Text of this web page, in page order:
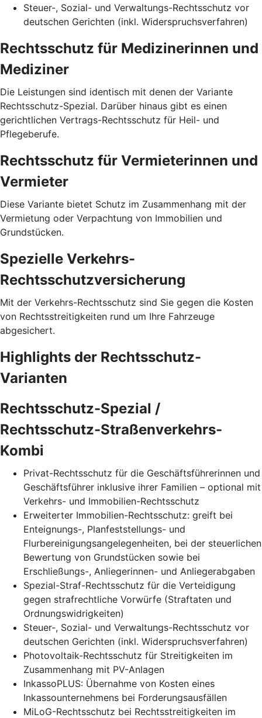
Steuer-, Sozial- und Verwaltungs-Rechtsschutz vor
deutschen Gerichten (inkl. Widerspruchsverfahren)
Rechtsschutz für Medizinerinnen und
Mediziner
Die Leistungen sind identisch mit denen der Variante
Rechtsschutz-Spezial. Darüber hinaus gibt es einen
gerichtlichen Vertrags-Rechtsschutz für Heil- und
Pflegeberufe.
Rechtsschutz für Vermieterinnen und
Vermieter
Diese Variante bietet Schutz im Zusammenhang mit der
Vermietung oder Verpachtung von Immobilien und
Grundstücken.
Spezielle Verkehrs-
Rechtsschutzversicherung
Mit der Verkehrs-Rechtsschutz sind Sie gegen die Kosten
von Rechtsstreitigkeiten rund um Ihre Fahrzeuge
abgesichert.
Highlights der Rechtsschutz-
Varianten
Rechtsschutz-Spezial /
Rechtsschutz-Straßenverkehrs-
Kombi
Privat-Rechtsschutz für die Geschäftsführerinnen und
Geschäftsführer inklusive ihrer Familien – optional mit
Verkehrs- und Immobilien-Rechtsschutz
Erweiterter Immobilien-Rechtsschutz: greift bei
Enteignungs-, Planfeststellungs- und
Flurbereinigungsangelegenheiten, bei der steuerlichen
Bewertung von Grundstücken sowie bei
Erschließungs-, Anliegerinnen- und Anliegerabgaben
Spezial-Straf-Rechtsschutz für die Verteidigung
gegen strafrechtliche Vorwürfe (Straftaten und
Ordnungswidrigkeiten)
Steuer-, Sozial- und Verwaltungs-Rechtsschutz vor
deutschen Gerichten (inkl. Widerspruchsverfahren)
Photovoltaik-Rechtsschutz für Streitigkeiten im
Zusammenhang mit PV-Anlagen
InkassoPLUS: Übernahme von Kosten eines
Inkassounternehmens bei Forderungsausfällen
MiLoG-Rechtsschutz bei Rechtsstreitigkeiten im